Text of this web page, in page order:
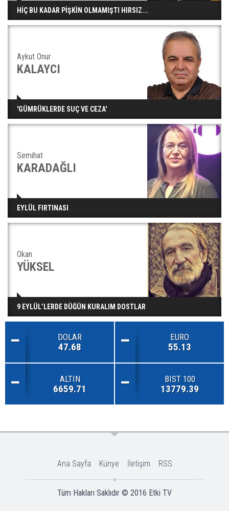
HİÇ BU KADAR PİŞKİN OLMAMIŞTI HIRSIZ...
Aykut Onur
KALAYCI
'GÜMRÜKLERDE SUÇ VE CEZA'
Semihat
KARADAĞLI
EYLÜL FIRTINASI
Okan
YÜKSEL
9 EYLÜL’LERDE DÜĞÜN KURALIM DOSTLAR
DOLAR
47.68
EURO
55.13
ALTIN
6659.71
BIST 100
13779.39
Ana Sayfa Künye İletişim RSS
Tüm Hakları Saklıdır © 2016 Etki TV